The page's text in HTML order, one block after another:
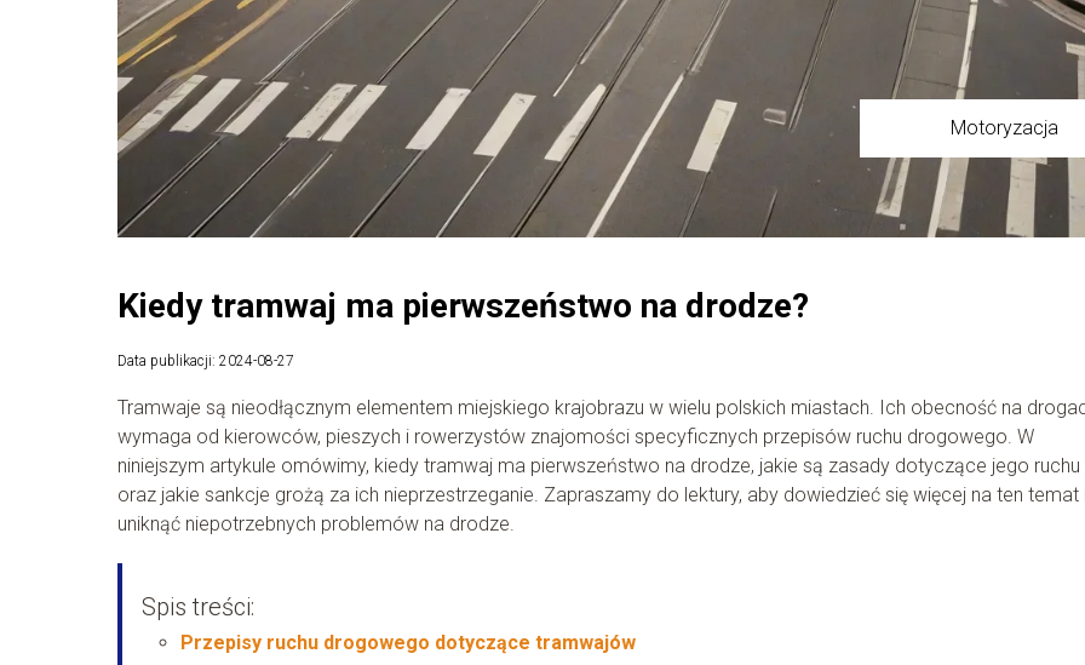
Motoryzacja
Kiedy tramwaj ma pierwszeństwo na drodze?
Data publikacji: 2024-08-27
Tramwaje są nieodłącznym elementem miejskiego krajobrazu w wielu polskich miastach. Ich obecność na
wymaga od kierowców, pieszych i rowerzystów znajomości specyficznych przepisów ruchu drogowego. W
niniejszym artykule omówimy, kiedy tramwaj ma pierwszeństwo na drodze, jakie są zasady dotyczące jego ruchu
oraz jakie sankcje grożą za ich nieprzestrzeganie. Zapraszamy do lektury, aby dowiedzieć się więcej na ten temat
uniknąć niepotrzebnych problemów na drodze.
Spis treści:
Przepisy ruchu drogowego dotyczące tramwajów